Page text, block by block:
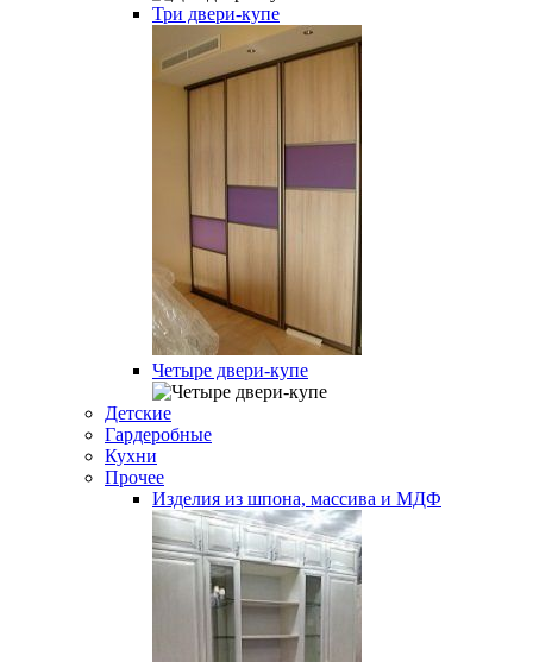
Три двери-купе
Четыре двери-купе
Детские
Гардеробные
Кухни
Прочее
Изделия из шпона, массива и МДФ